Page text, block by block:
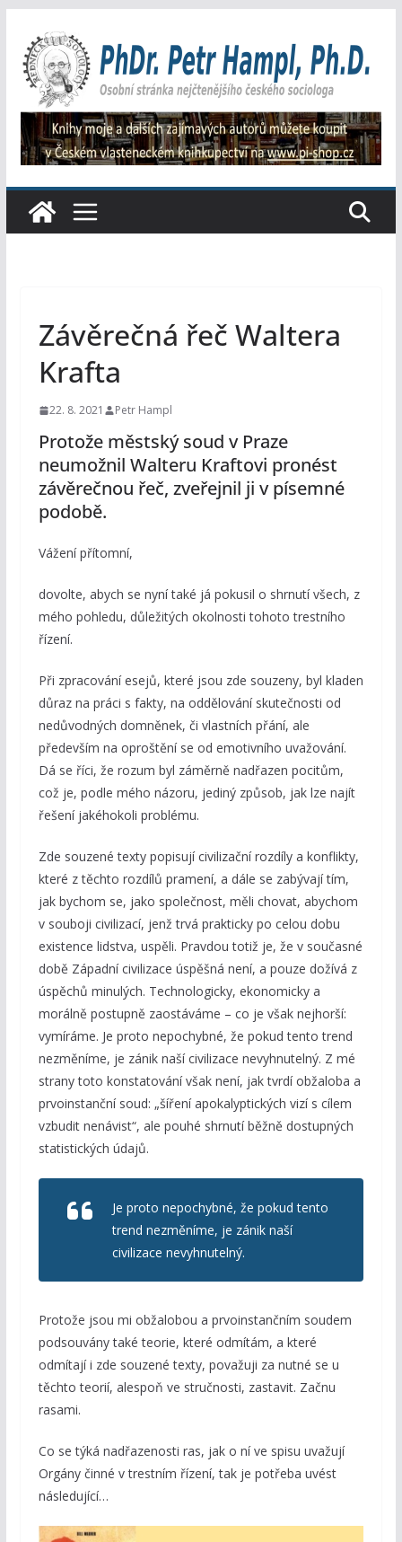
obsah
Závěrečná řeč Waltera
Krafta
22. 8. 2021 Petr Hampl
Protože městský soud v Praze
neumožnil Walteru Kraftovi pronést
závěrečnou řeč, zveřejnil ji v písemné
podobě.
Vážení přítomní,
dovolte, abych se nyní také já pokusil o shrnutí všech, z
mého pohledu, důležitých okolnosti tohoto trestního
řízení.
Při zpracování esejů, které jsou zde souzeny, byl kladen
důraz na práci s fakty, na oddělování skutečnosti od
nedůvodných domněnek, či vlastních přání, ale
především na oproštění se od emotivního uvažování.
Dá se říci, že rozum byl záměrně nadřazen pocitům,
což je, podle mého názoru, jediný způsob, jak lze najít
řešení jakéhokoli problému.
Zde souzené texty popisují civilizační rozdíly a konflikty,
které z těchto rozdílů pramení, a dále se zabývají tím,
jak bychom se, jako společnost, měli chovat, abychom
v souboji civilizací, jenž trvá prakticky po celou dobu
existence lidstva, uspěli. Pravdou totiž je, že v současné
době Západní civilizace úspěšná není, a pouze dožívá z
úspěchů minulých. Technologicky, ekonomicky a
morálně postupně zaostáváme – co je však nejhorší:
vymíráme. Je proto nepochybné, že pokud tento trend
nezměníme, je zánik naší civilizace nevyhnutelný. Z mé
strany toto konstatování však není, jak tvrdí obžaloba a
prvoinstanční soud: „šíření apokalyptických vizí s cílem
vzbudit nenávist“, ale pouhé shrnutí běžně dostupných
statistických údajů.
Je proto nepochybné, že pokud tento
trend nezměníme, je zánik naší
civilizace nevyhnutelný.
Protože jsou mi obžalobou a prvoinstančním soudem
podsouvány také teorie, které odmítám, a které
odmítají i zde souzené texty, považuji za nutné se u
těchto teorií, alespoň ve stručnosti, zastavit. Začnu
rasami.
Co se týká nadřazenosti ras, jak o ní ve spisu uvažují
Orgány činné v trestním řízení, tak je potřeba uvést
následující…